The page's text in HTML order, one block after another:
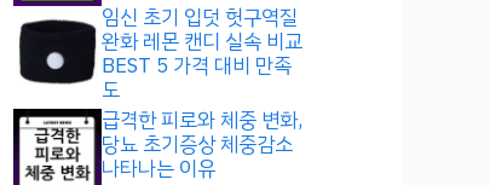
임신 초기 입덧 헛구역질
완화 레몬 캔디 실속 비교
BEST 5 가격 대비 만족
도
급격한 피로와 체중 변화,
당뇨 초기증상 체중감소
나타나는 이유